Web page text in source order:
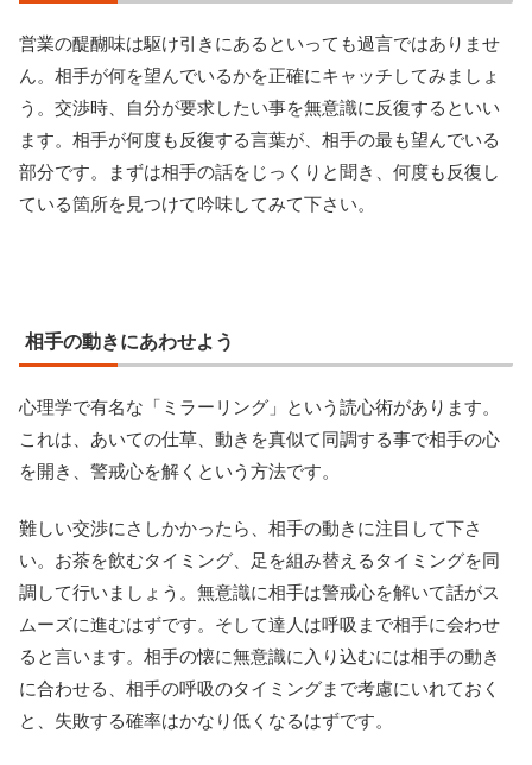
営業の醍醐味は駆け引きにあるといっても過言ではありませ
ん。相手が何を望んでいるかを正確にキャッチしてみましょ
う。交渉時、自分が要求したい事を無意識に反復するといい
ます。相手が何度も反復する言葉が、相手の最も望んでいる
部分です。まずは相手の話をじっくりと聞き、何度も反復し
ている箇所を見つけて吟味してみて下さい。
相手の動きにあわせよう
心理学で有名な「ミラーリング」という読心術があります。
これは、あいての仕草、動きを真似て同調する事で相手の心
を開き、警戒心を解くという方法です。
難しい交渉にさしかかったら、相手の動きに注目して下さ
い。お茶を飲むタイミング、足を組み替えるタイミングを同
調して行いましょう。無意識に相手は警戒心を解いて話がス
ムーズに進むはずです。そして達人は呼吸まで相手に会わせ
ると言います。相手の懐に無意識に入り込むには相手の動き
に合わせる、相手の呼吸のタイミングまで考慮にいれておく
と、失敗する確率はかなり低くなるはずです。